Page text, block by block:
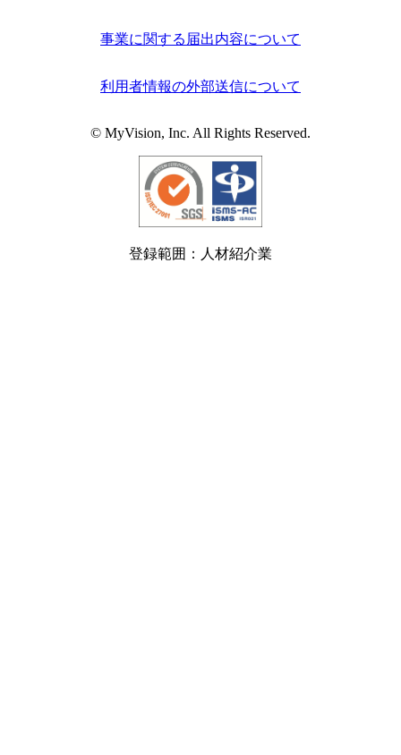
事業に関する届出内容について
利用者情報の外部送信について
© MyVision, Inc. All Rights Reserved.
登録範囲：人材紹介業